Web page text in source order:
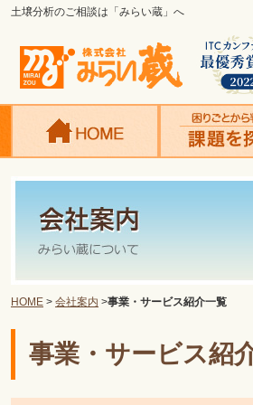
土壌分析のご相談は「みらい蔵」へ
HOME > 会社案内 >事業・サービス紹介一覧
事業・サービス紹